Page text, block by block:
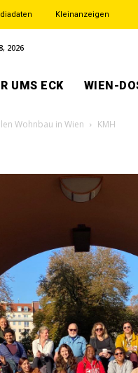
Kleinanzeigen
2026
UMS ECK WIEN-
Wohnbau in Wien KMH